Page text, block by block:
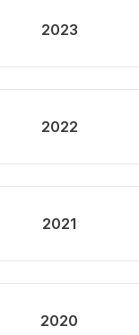
2023
2022
2021
2020